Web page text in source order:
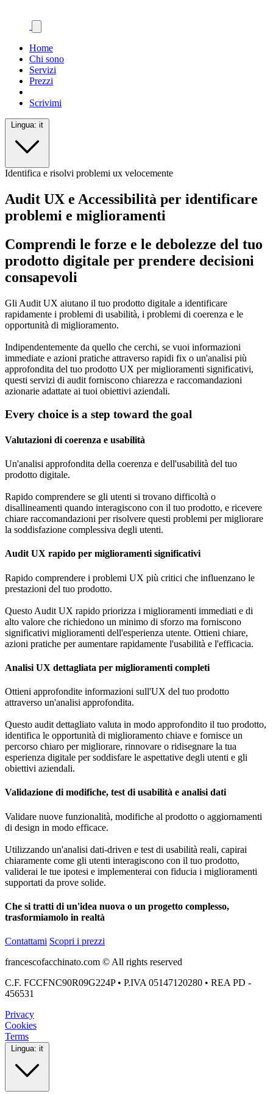
Home
Chi sono
Servizi
Prezzi
Scrivimi
Lingua: it
Identifica e risolvi problemi ux velocemente
Audit UX e Accessibilità per identificare
problemi e miglioramenti
Comprendi le forze e le debolezze del tuo
prodotto digitale per prendere decisioni
consapevoli
Gli Audit UX aiutano il tuo prodotto digitale a identificare
rapidamente i problemi di usabilità, i problemi di coerenza e le
opportunità di miglioramento.
Indipendentemente da quello che cerchi, se vuoi informazioni
immediate e azioni pratiche attraverso rapidi fix o un'analisi più
approfondita del tuo prodotto UX per miglioramenti significativi,
questi servizi di audit forniscono chiarezza e raccomandazioni
azionarie adattate ai tuoi obiettivi aziendali.
Every choice is a step toward the goal
Valutazioni di coerenza e usabilità
Un'analisi approfondita della coerenza e dell'usabilità del tuo
prodotto digitale.
Rapido comprendere se gli utenti si trovano difficoltà o
disallineamenti quando interagiscono con il tuo prodotto, e ricevere
chiare raccomandazioni per risolvere questi problemi per migliorare
la soddisfazione complessiva degli utenti.
Audit UX rapido per miglioramenti significativi
Rapido comprendere i problemi UX più critici che influenzano le
prestazioni del tuo prodotto.
Questo Audit UX rapido priorizza i miglioramenti immediati e di
alto valore che richiedono un minimo di sforzo ma forniscono
significativi miglioramenti dell'esperienza utente. Ottieni chiare,
azioni pratiche per aumentare rapidamente l'usabilità e l'efficacia.
Analisi UX dettagliata per miglioramenti completi
Ottieni approfondite informazioni sull'UX del tuo prodotto
attraverso un'analisi approfondita.
Questo audit dettagliato valuta in modo approfondito il tuo prodotto,
identifica le opportunità di miglioramento chiave e fornisce un
percorso chiaro per migliorare, rinnovare o ridisegnare la tua
esperienza digitale per soddisfare le aspettative degli utenti e gli
obiettivi aziendali.
Validazione di modifiche, test di usabilità e analisi dati
Validare nuove funzionalità, modifiche al prodotto o aggiornamenti
di design in modo efficace.
Utilizzando un'analisi dati-driven e test di usabilità reali, capirai
chiaramente come gli utenti interagiscono con il tuo prodotto,
validerai le tue ipotesi e implementerai con fiducia i miglioramenti
supportati da prove solide.
Che si tratti di un'idea nuova o un progetto complesso,
trasformiamolo in realtà
Contattami Scopri i prezzi
francescofacchinato.com © All rights reserved
C.F. FCCFNC90R09G224P • P.IVA 05147120280 • REA PD -
456531
Privacy
Cookies
Terms
Lingua: it